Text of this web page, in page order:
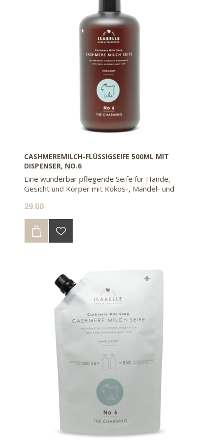
CASHMEREMILCH-FLÜSSIGSEIFE 500ML MIT
DISPENSER, NO.6
Eine wunderbar pflegende Seife für Hände,
Gesicht und Körper mit Kokos-, Mandel- und
29.00